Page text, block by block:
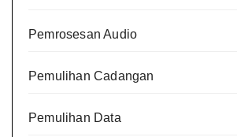
Pemrosesan Audio
Pemulihan Cadangan
Pemulihan Data